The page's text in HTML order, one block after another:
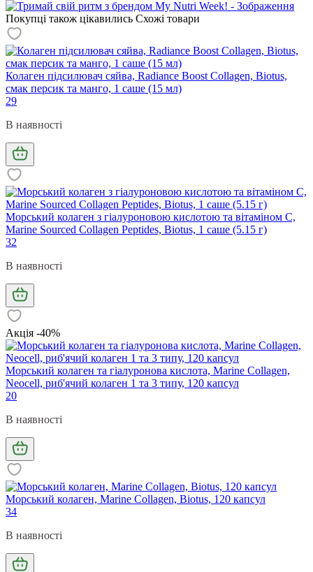
Покупці також цікавились Схожі товари
Колаген підсилювач сяйва, Radiance Boost Collagen, Biotus,
смак персик та манго, 1 саше (15 мл)
29
В наявності
Морський колаген з гіалуроновою кислотою та вітаміном С,
Marine Sourced Collagen Peptidеs, Biotus, 1 саше (5.15 г)
32
В наявності
Акція -40%
Морський колаген та гіалуронова кислота, Marine Collagen,
Neocell, риб'ячий колаген 1 та 3 типу, 120 капсул
20
В наявності
Морський колаген, Marine Collagen, Biotus, 120 капсул
34
В наявності